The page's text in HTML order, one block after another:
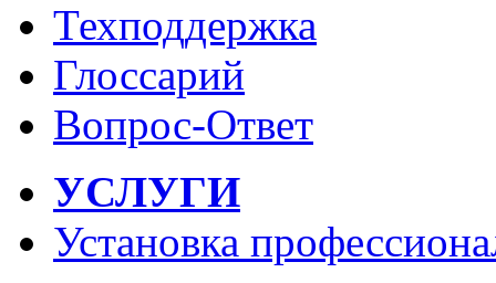
Техподдержка
Глоссарий
Вопрос-Ответ
УСЛУГИ
Установка